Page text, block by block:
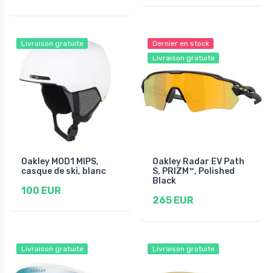
Livraison gratuite
Oakley MOD1 MIPS,
casque de ski, blanc
100 EUR
Dernier en stock
Livraison gratuite
Oakley Radar EV Path
S, PRIZM™, Polished
Black
265 EUR
Livraison gratuite Livraison gratuite